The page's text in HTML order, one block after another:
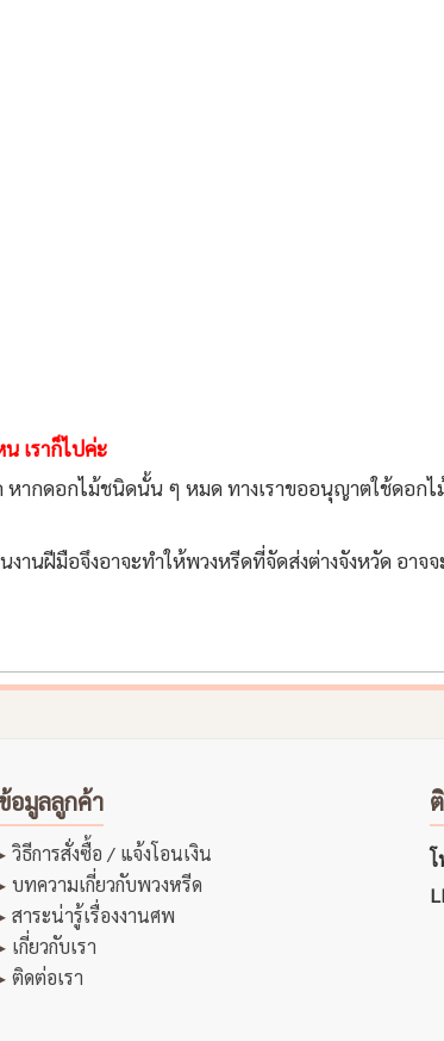
เราก็ไปค่ะ
กดอกไม้ชนิดนั้น ๆ หมด ทางเราขออนุญาตใช้ดอกไ
านฝีมือจึงอาจะทำให้พวงหรีดที่จัดส่งต่างจังหวัด อา
อมูลลูกค้า
วิธีการสั่งซื้อ / แจ้งโอนเงิน
บทความเกี่ยวกับพวงหรีด
สาระน่ารู้เรื่องงานศพ
เกี่ยวกับเรา
ติดต่อเรา
โ